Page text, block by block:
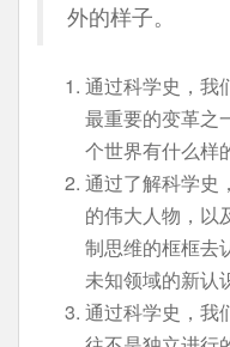
外的样子。
通过科学史，我
最重要的变革之
个世界有什么样
通过了解科学史
的伟大人物，以
制思维的框框去
未知领域的新认
通过科学史，我